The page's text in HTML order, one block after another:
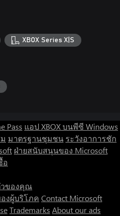
XBOX Series X|S
Pass แอป XBOX บนพีซี Windows
มาตรฐานชุมชน ระวังอาการชัก
ฝ่ายสนับสนุนของ Microsoft
อ
วของคุณ
งผู้บริโภค Contact Microsoft
Trademarks About our ads